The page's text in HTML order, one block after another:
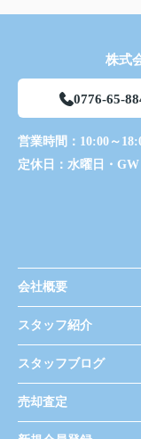
株式
0776-65-
営業時間： 10:00～
定休日： 水曜日・
会社概要
スタッフ紹介
スタッフブログ
売却査定